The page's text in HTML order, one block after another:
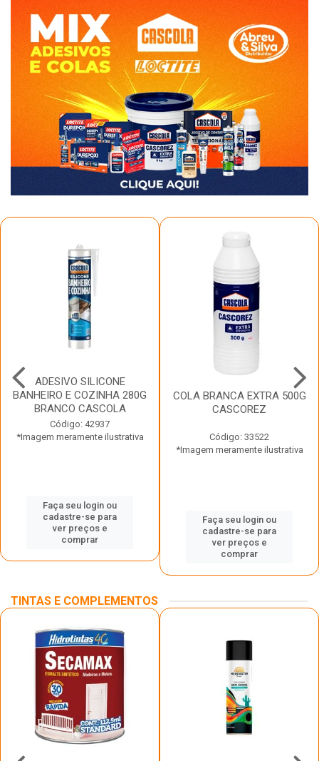
ADESIVO SILICONE
BANHEIRO E COZINHA 280G
BRANCO CASCOLA
Código: 42937
*Imagem meramente ilustrativa
Faça seu login ou
cadastre-se para
ver preços e
comprar
COLA BRANCA EXTRA 500G
CASCOREZ
Código: 33522
*Imagem meramente ilustrativa
Faça seu login ou
cadastre-se para
ver preços e
comprar
TINTAS E COMPLEMENTOS